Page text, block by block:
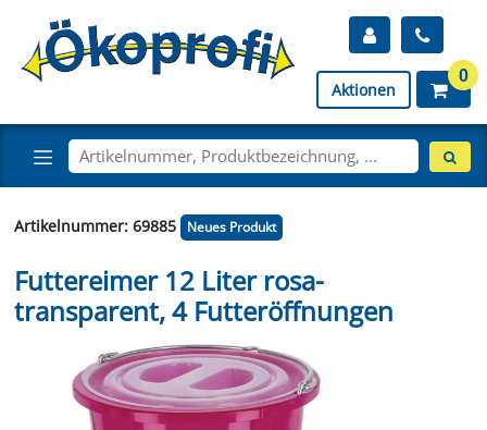
Aktionen
0
Artikelnummer: 69885 Neues Produkt
Futtereimer 12 Liter rosa-
transparent, 4 Futteröffnungen